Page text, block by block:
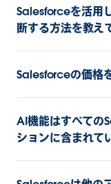
Salesforceを活用
断する方法を教え
Salesforceの価格
AI機能はすべての
ションに含まれて